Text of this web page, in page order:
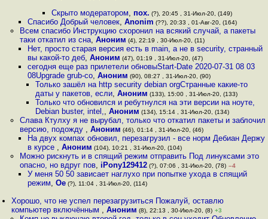
Скрыто модератором, пох. (?), 20:45 , 31-Июл-20, (149)
Спасибо Добрый человек, Anonim (??), 20:33 , 01-Авг-20, (164)
Всем спасибо Инструкцию схоронил на всякий случай, а пакеты
таки откатил из сна, Аноним (4), 22:19 , 30-Июл-20, (11)
Нет, просто старая версия есть в main, а не в security, cтранный
вы какой-то деб, Аноним (47), 01:19 , 31-Июл-20, (47)
сегодня еще раз прилетели обновыStart-Date 2020-07-31 08 03
08Upgrade grub-co, Аноним (90), 08:27 , 31-Июл-20, (90)
Только зашёл на http security debian orgСтранные какие-то
даты у пакетов, если,Аноним (133), 15:00 , 31-Июл-20, (133)
Только что обновился и ребутнулся на эти версии на ноуте,
Debian buster, intel,,Аноним (134), 15:14 , 31-Июл-20, (134)
Слава Ктулху я не вырубал, только что откатил пакеты и заблочил
версию, подожду , Аноним (46), 01:14 , 31-Июл-20, (46)
На двух компах обновил, перезагрузил - все норм Дебиан Держу
в курсе , Аноним (104), 10:21 , 31-Июл-20, (104)
Можно рискнуть и в спящий режим отправить Под линуксами это
опасно, но вдруг пов, iPony129412(?), 07:06 , 31-Июл-20, (78) –4
У меня 50 50 зависает наглухо при попытке ухода в спящий
режим, Oe(?), 11:04 , 31-Июл-20, (114)
Хорошо, что не успел перезагрузиться Пожалуй, оставлю
компьютер включённым ,Аноним (8), 22:13 , 30-Июл-20, (8) +3